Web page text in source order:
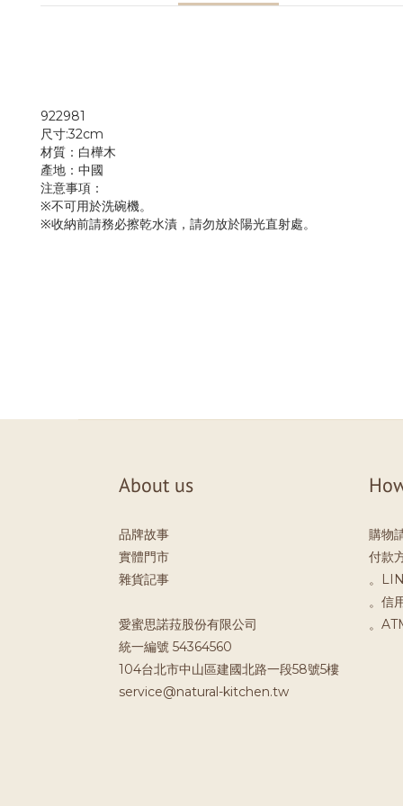
922981
尺寸:32cm
材質：白樺木
產地：中國
注意事項：
※不可用於洗碗機。
※收納前請務必擦乾水漬，請勿放於陽光直射處。
About us
品牌故事
實體門市
雜貨記事
愛蜜思諾菈股份有限公司
統一編號 54364560
104台北市中山區建國北路一段58號5樓
service@natural-kitchen.tw
購物
付款
。
。信
。